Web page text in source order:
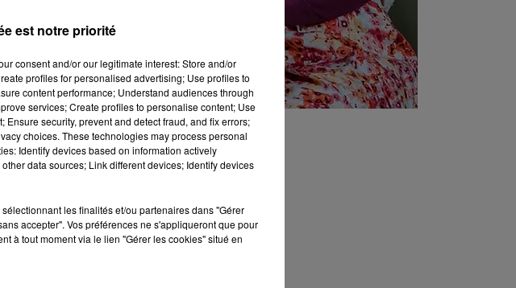
est notre priorité
consent and/or our legitimate interest: Store and/or
profiles for personalised advertising; Use profiles to
content performance; Understand audiences through
services; Create profiles to personalise content; Use
security, prevent and detect fraud, and fix errors;
choices. These technologies may process personal
Identify devices based on information actively
data sources; Link different devices; Identify devices
les finalités et/ou partenaires dans "Gérer
accepter". Vos préférences ne s'appliqueront que pour
à tout moment via le lien "Gérer les cookies" situé en